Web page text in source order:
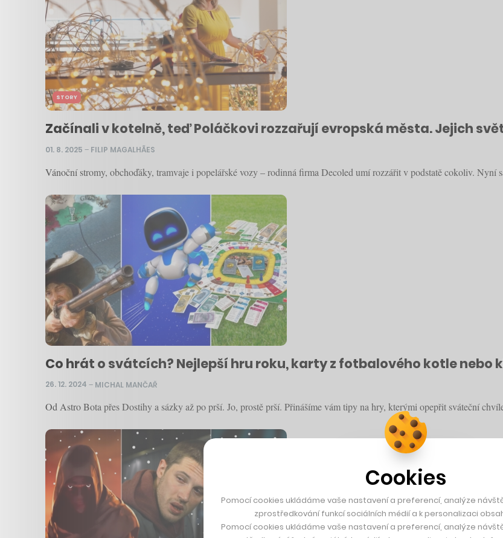
STORY
Začínali v kotelně, teď Poláčkovi rozzařují evropská města. Jejich
01. 8. 2025 – FILIP MAGALHÃES
Vánoční stromy, obchoďáky, tramvaje i popelářské vozy – rodinná firma Decoled umí rozzářit v podstatě cokoliv. Nyní
Co hrát o svátcích? Nejlepší hru roku, karty z fotbalového kotle nebo
26. 12. 2024 – MICHAL MANČAŘ
Od Astro Bota přes Dostihy a sázky až po prší. Jo, prostě prší. Přinášíme vám tipy na hry, kterými opepřit sváteční
Cookies
Pomocí cookies ukládáme vaše nastavení a preferencí, analýze
zprostředkování funkcí sociálních médií a k personalizaci
Pomocí cookies ukládáme vaše nastavení a preferencí, analýze